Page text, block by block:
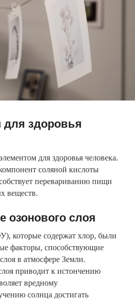
здоровья
для здоровья человека.
соляной кислоты
перевариванию пищи
веществ.
озонового слоя
которые содержат хлор, были
факторы, способствующие
в атмосфере Земли.
приводит к истончению
вредному
солнца достигать